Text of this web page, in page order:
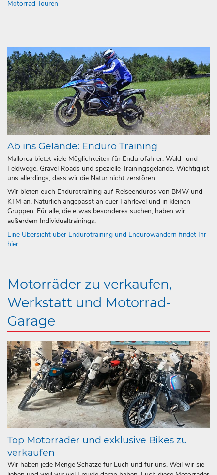
Motorrad Touren
Ab ins Gelände: Enduro Training
Mallorca bietet viele Möglichkeiten für Endurofahrer. Wald- und
Feldwege, Gravel Roads und spezielle Trainingsgelände. Wichtig ist
uns allerdings, dass wir die Natur nicht zerstören.
Wir bieten euch Endurotraining auf Reiseenduros von BMW und
KTM an. Natürlich angepasst an euer Fahrlevel und in kleinen
Gruppen. Für alle, die etwas besonderes suchen, haben wir
außerdem Individualtrainings.
Eine Übersicht über Endurotraining und Endurowandern findet Ihr
hier.
Motorräder zu verkaufen,
Werkstatt und Motorrad-
Garage
Top Motorräder und exklusive Bikes zu
verkaufen
Wir haben jede Menge Schätze für Euch und für uns. Weil wir sie